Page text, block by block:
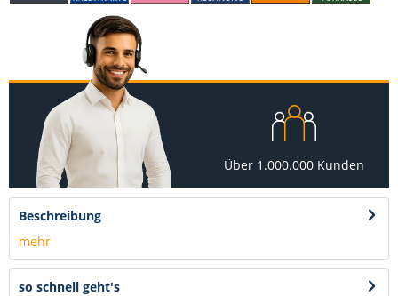
Über 1.000.000 Kunden
Beschreibung
mehr
so schnell geht's